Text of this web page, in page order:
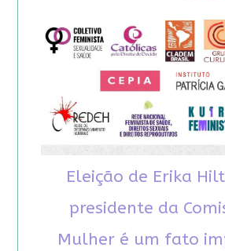
Eleição de Erika
presidente da
Mulher é um fato